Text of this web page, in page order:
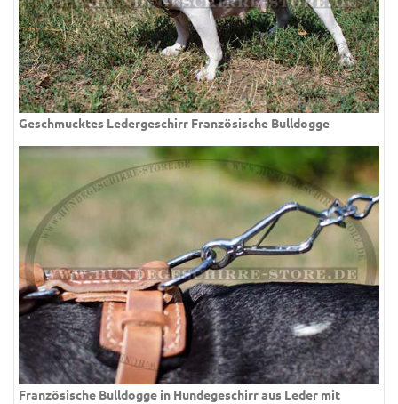
Geschmucktes Ledergeschirr Französische Bulldogge
Französische Bulldogge in Hundegeschirr aus Leder mit